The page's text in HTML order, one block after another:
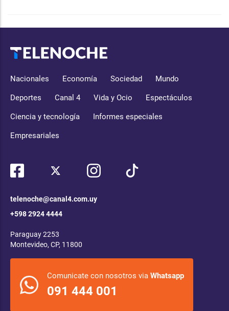
Nacionales Economía Sociedad Mundo
Deportes Canal 4 Vida y Ocio Espectáculos
Ciencia y tecnología Informes especiales
Empresariales
telenoche@canal4.com.uy
+598 2924 4444
Paraguay 2253
Montevideo, CP, 11800
Comunicate con nosotros via Whatsapp
091 444 001